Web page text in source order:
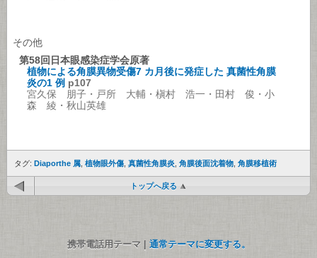
その他
第58回日本眼感染症学会原著
植物による角膜異物受傷7 カ月後に発症した 真菌性角膜
炎の1 例 p107
宮久保 朋子・戸所 大輔・槇村 浩一・田村 俊・小
森 綾・秋山英雄
タグ: Diaporthe 属 植物眼外傷 真菌性角膜炎 角膜後面沈着物 角膜移植術
トップへ戻る
携帯電話用テーマ | 通常テーマに変更する。